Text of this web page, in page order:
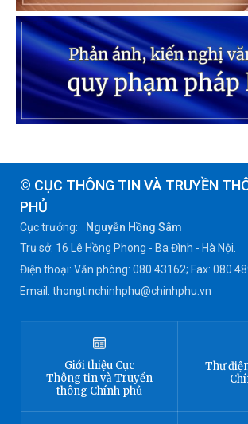
© CỤC THÔNG TIN VÀ TRUYỀN
PHỦ
Cục trưởng:
Nguyễn Hồng Sâm
Trụ sở: 16 Lê Hồng Phong - Ba Đình - Hà Nội.
Điện thoại: Văn phòng: 080 43162; Fax:
Email: thongtinchinhphu@chinhphu.vn
Giới thiệu Cục
Thông tinvà Truyền
thông Chính phủ
Thư